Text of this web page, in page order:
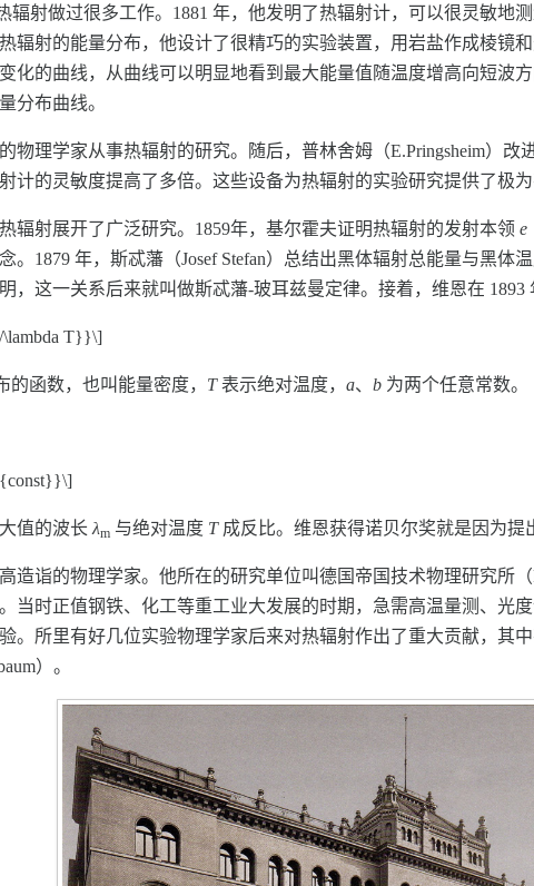
辐射做过很多工作。1881 年，他发明了热辐射计，可以很灵敏地
辐射的能量分布，他设计了很精巧的实验装置，用岩盐作成棱镜
化的曲线，从曲线可以明显地看到最大能量值随温度增高向短波
分布曲线。
物理学家从事热辐射的研究。随后，普林舍姆（E.Pringsheim）
计的灵敏度提高了多倍。这些设备为热辐射的实验研究提供了极为
辐射展开了广泛研究。1859年，基尔霍夫证明热辐射的发射本领 e
。1879 年，斯忒藩（Josef Stefan）总结出黑体辐射总能量与黑体
，这一关系后来就叫做斯忒藩-玻耳兹曼定律。接着，维恩在 1893
T}}\]
的函数，也叫能量密度， T表示绝对温度， a、 b 为两个任意常数。
值的波长 λm 与绝对温度 T成反比。维恩获得诺贝尔奖就是因为提
诣的物理学家。他所在的研究单位叫德国帝国技术物理研究所（
当时正值钢铁、化工等重工业大发展的时期，急需高温量测、光
。所里有好几位实验物理学家后来对热辐射作出了重大贡献，其
）。